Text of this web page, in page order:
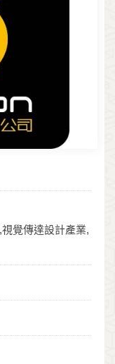
覺傳達設計產業,